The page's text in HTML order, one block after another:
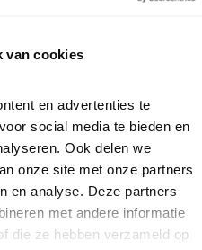
van cookies
en advertenties te
social media te bieden en
Ook delen we
onze site met onze partners
en analyse. Deze partners
met andere informatie
die ze hebben verzameld op
Kievit
één van de bekendste
h..